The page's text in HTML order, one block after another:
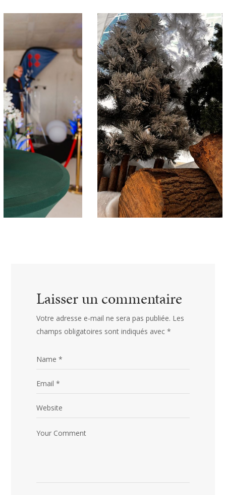
Reveal – VALTRA
ÉVÉNÉMENTS PRO
Laisser un commentaire
Votre adresse e-mail ne sera pas publiée. Les
champs obligatoires sont indiqués avec*